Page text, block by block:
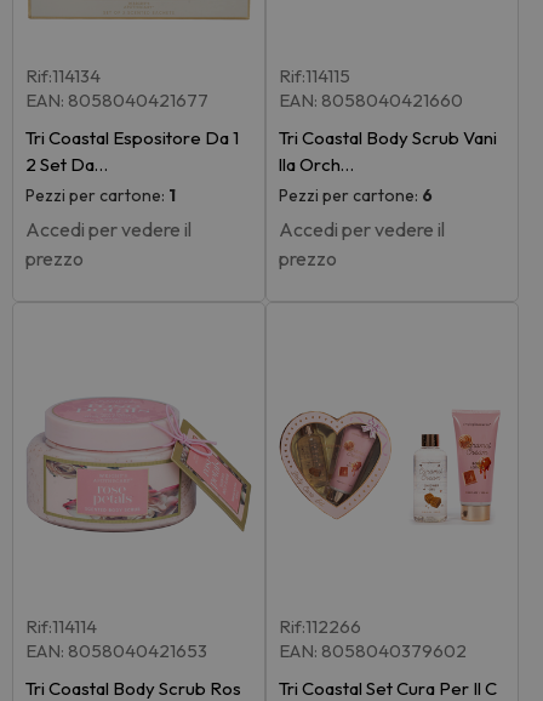
Rif:114134
EAN: 8058040421677
Tri Coastal Espositore Da 1
2 Set Da…
Pezzi per cartone: 1
Accedi per vedere il
prezzo
Rif:114115
EAN: 8058040421660
Tri Coastal Body Scrub Vani
lla Orch…
Pezzi per cartone: 6
Accedi per vedere il
prezzo
Rif:114114
EAN: 8058040421653
Tri Coastal Body Scrub Ros
Rif:112266
EAN: 8058040379602
Tri Coastal Set Cura Per Il C